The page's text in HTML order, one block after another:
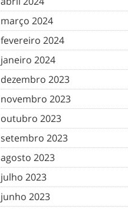
março 2024
fevereiro 2024
janeiro 2024
dezembro 2023
novembro 2023
outubro 2023
setembro 2023
agosto 2023
julho 2023
junho 2023